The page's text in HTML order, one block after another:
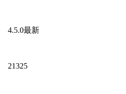
4.5.0最新
21325